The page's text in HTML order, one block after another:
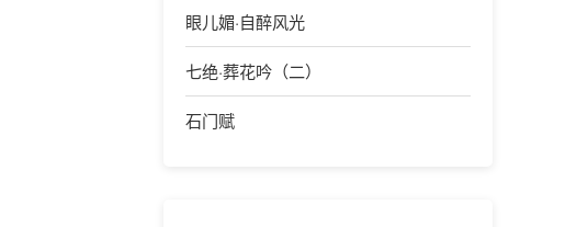
眼儿媚·自醉风光
七绝·葬花吟（二）
石门赋